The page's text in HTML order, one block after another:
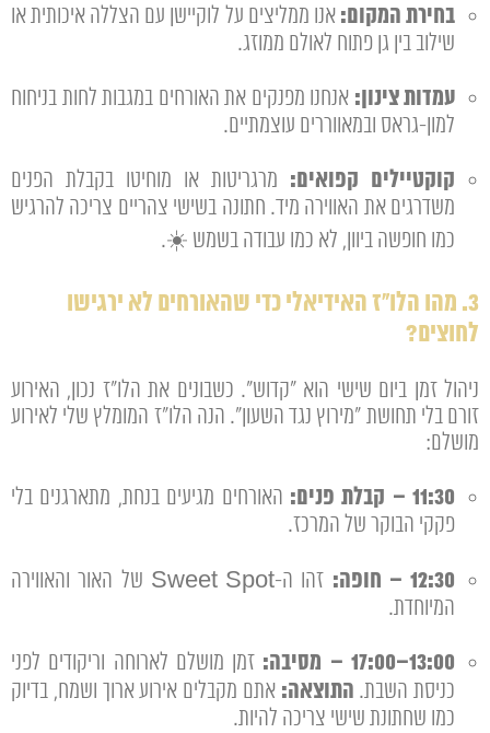
בחירת המקום: אנו ממליצים על לוקיישן עם הצללה איכותית או
שילוב בין גן פתוח לאולם ממוזג.
עמדות צינון: אנחנו מפנקים את האורחים במגבות לחות בניחוח
למון-גראס ובמאווררים עוצמתיים.
קוקטיילים קפואים: מרגריטות או מוחיטו בקבלת הפנים
משדרגים את האווירה מיד. חתונה בשישי צהריים צריכה להרגיש
כמו חופשה ביוון, לא כמו עבודה בשמש ☀️.
3. מהו הלו"ז האידיאלי כדי שהאורחים לא ירגישו
לחוצים?
ניהול זמן ביום שישי הוא "קדוש". כשבונים את הלו"ז נכון, האירוע
זורם בלי תחושת "מירוץ נגד השעון". הנה הלו"ז המומלץ שלי לאירוע
מושלם:
11:30 – קבלת פנים:
האורחים מגיעים בנחת, מתארגנים בלי
פקקי הבוקר של המרכז.
12:30 – חופה:
זהו ה-Sweet Spot של האור והאווירה
המיוחדת.
13:00–17:00 – מסיבה:
זמן מושלם לארוחה וריקודים לפני
כניסת השבת. התוצאה: אתם מקבלים אירוע ארוך ושמח, בדיוק
כמו שחתונת שישי צריכה להיות.